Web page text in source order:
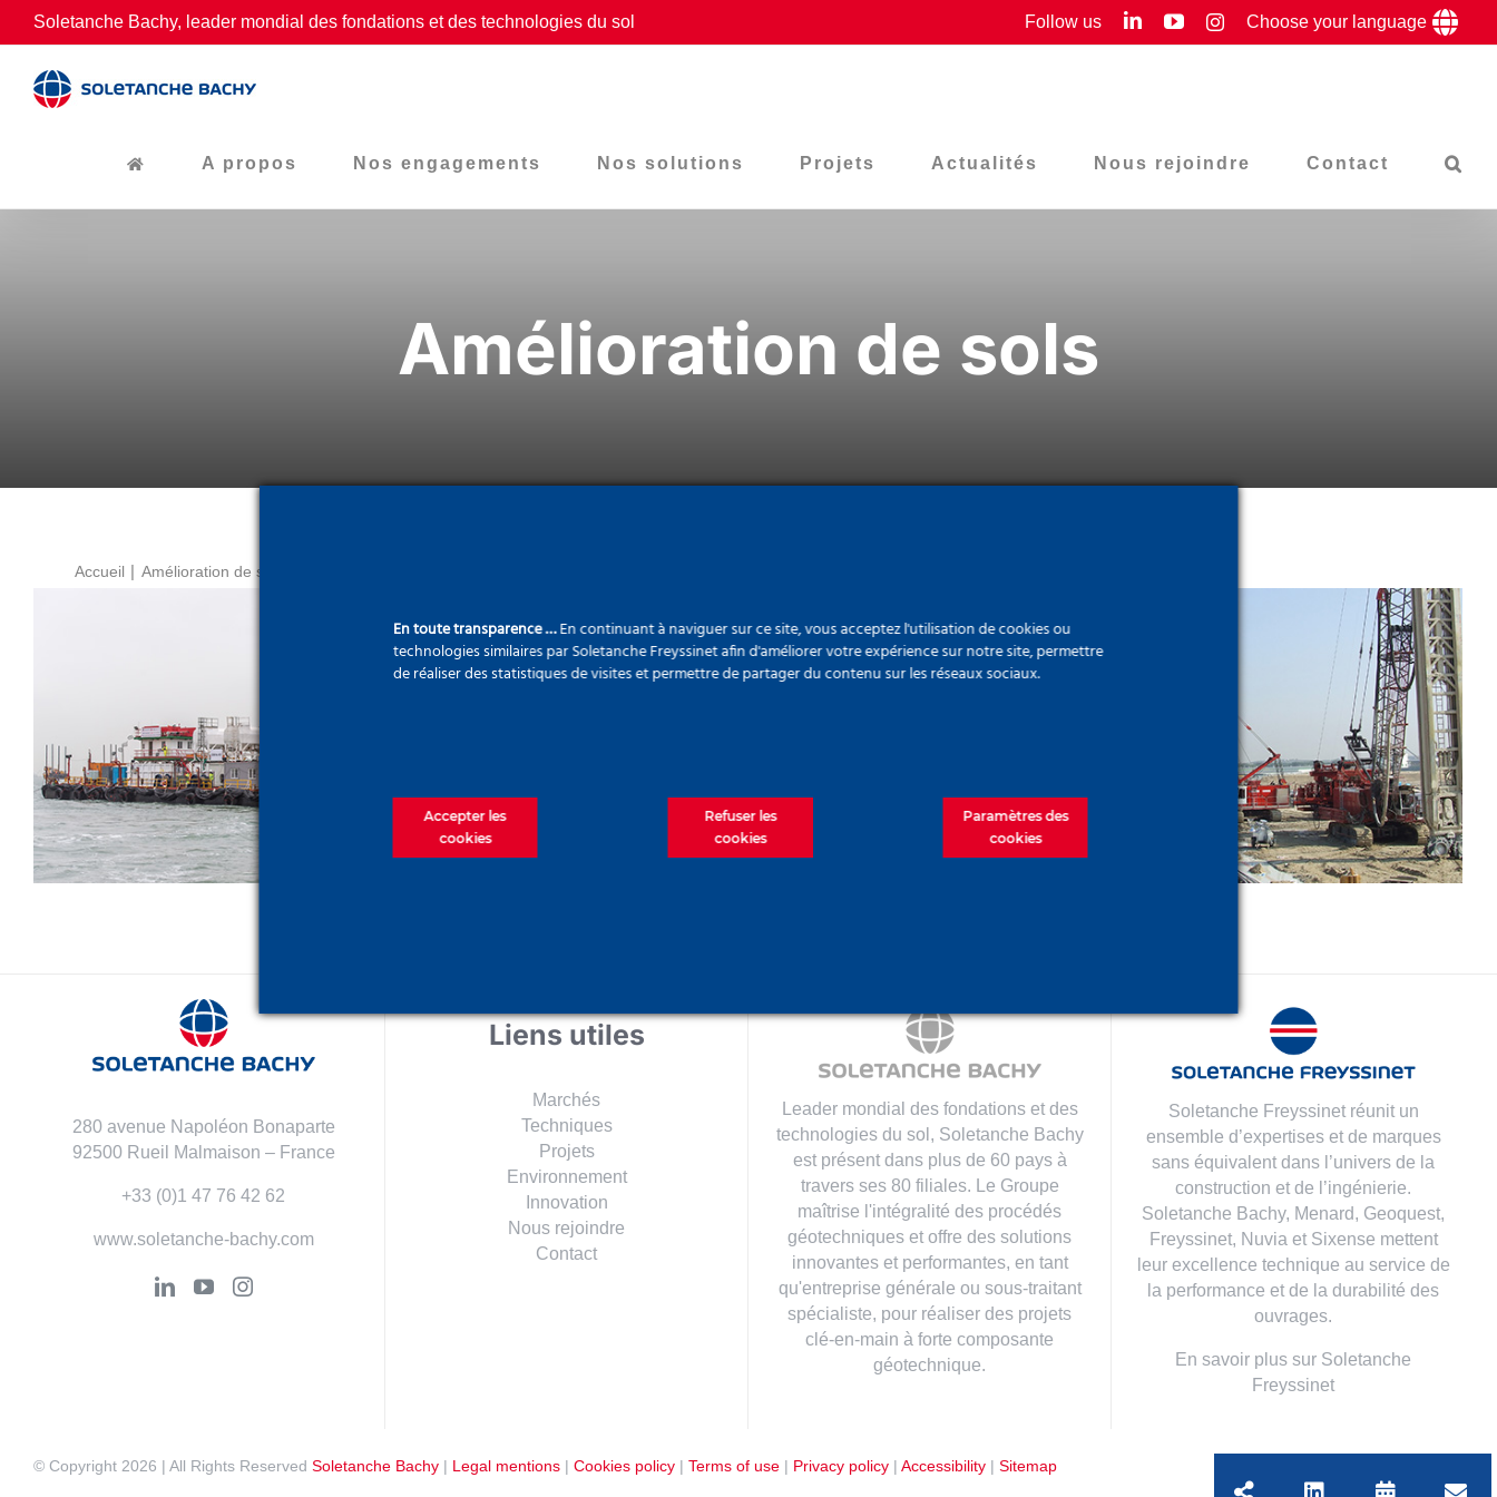
Passer
au
contenu
Soletanche Bachy, leader mondial des fondations et des technologies du sol Follow us LinkedInYouTubeInstagram
Choose your language
A propos Nos engagements Nos solutions Projets Actualités Nous rejoindre Contact
Amélioration de sols
Accueil Amélioration de sols
international de Hong Kong,
Chine
Al Raha Beach, Emirats
Arabes Unis
280 avenue Napoléon Bonaparte
92500 Rueil Malmaison – France
+33 (0)1 47 76 42 62
www.soletanche-bachy.com
Liens utiles
Marchés
Techniques
Projets
Environnement
Innovation
Nous rejoindre
Contact
Leader mondial des fondations et des
technologies du sol, Soletanche Bachy
est présent dans plus de 60 pays à
travers ses 80 filiales. Le Groupe
maîtrise l'intégralité des procédés
géotechniques et offre des solutions
innovantes et performantes, en tant
qu'entreprise générale ou sous-traitant
spécialiste, pour réaliser des projets
clé-en-main à forte composante
géotechnique.
Soletanche Freyssinet réunit un
ensemble d’expertises et de marques
sans équivalent dans l’univers de la
construction et de l’ingénierie.
Soletanche Bachy, Menard, Geoquest,
Freyssinet, Nuvia et Sixense mettent
leur excellence technique au service de
la performance et de la durabilité des
ouvrages.
En savoir plus sur Soletanche
Freyssinet
© Copyright 2026 | All Rights Reserved Soletanche Bachy | Legal mentions | Cookies policy | Terms of use | Privacy policy | Accessibility | Sitemap
En toute transparence …En continuant à naviguer sur ce site, vous acceptez l'utilisation de cookies ou
technologies similaires par Soletanche Freyssinet afin d'améliorer votre expérience sur notre site, permettre
de réaliser des statistiques de visites et permettre de partager du contenu sur les réseaux sociaux.
Accepter les
cookies
Refuser les
cookies
Paramètres des
cookies